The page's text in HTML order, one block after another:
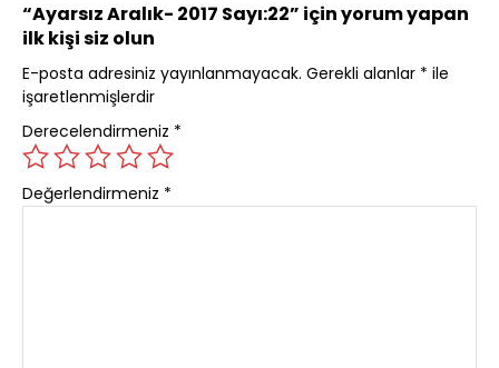
“Ayarsız Aralık- 2017 Sayı:22” için yorum yapan
ilk kişi siz olun
E-posta adresiniz yayınlanmayacak. Gerekli alanlar * ile
işaretlenmişlerdir
Derecelendirmeniz *
Değerlendirmeniz *